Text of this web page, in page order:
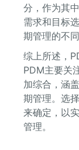
分，作为其
需求和目标
期管理的不同
综上所述，
PDM主要关
加综合，涵
期管理。选
来确定，以
管理。